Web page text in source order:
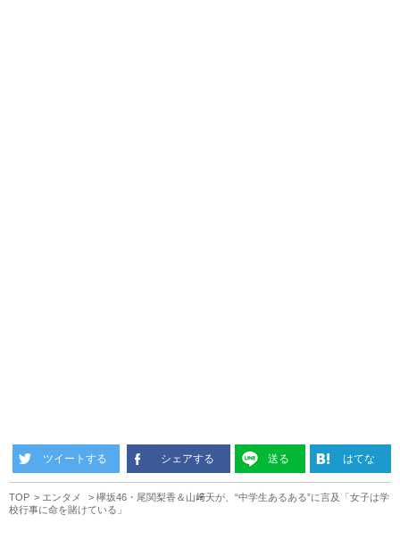
ツイートする シェアする 送る はてな
TOP エンタメ
欅坂46・尾関梨香＆山﨑天が、“中学生あるある”に言及「女子は学
校行事に命を賭けている」